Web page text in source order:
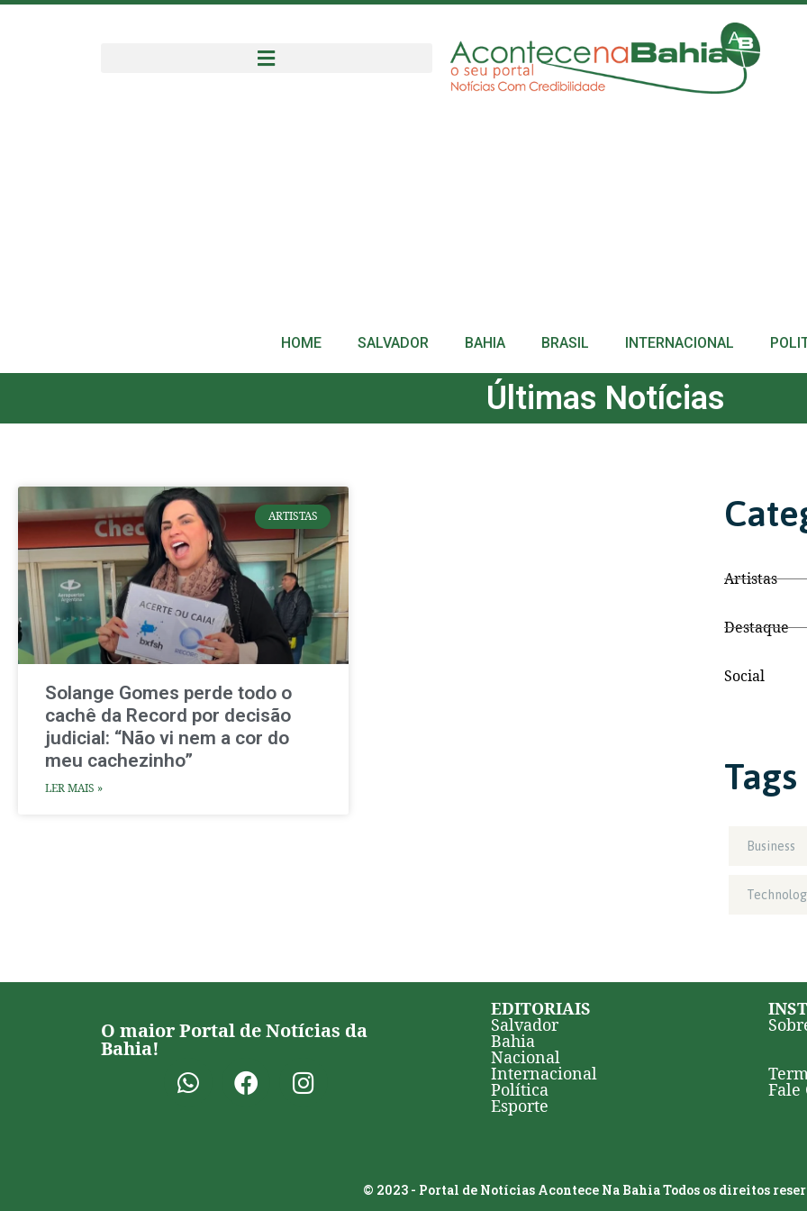
HOME SALVADOR BAHIA BRASIL INTERNACIONAL
Últimas Notícias
ARTISTAS
Solange Gomes perde todo o
cachê da Record por decisão
judicial: “Não vi nem a cor do
meu cachezinho”
LER MAIS »
Artistas
Destaque
Social
Tags
Business
O maior Portal de Notícias da
Bahia!
EDITORIAIS
Salvador
Bahia
Nacional
Internacional
Política
Esporte
Fale
© 2023 - Portal de Notícias Acontece Na Bahia Todos os direitos